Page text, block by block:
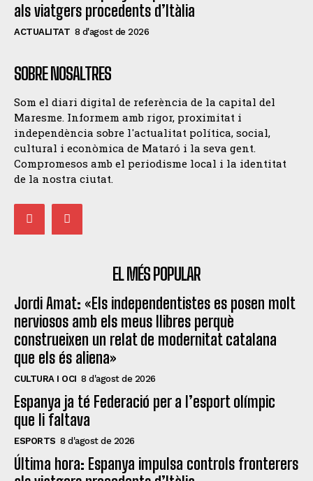
als viatgers procedents d’Itàlia
ACTUALITAT 8 d'agost de 2026
SOBRE NOSALTRES
Som el diari digital de referència de la capital del
Maresme. Informem amb rigor, proximitat i
independència sobre l'actualitat política, social,
cultural i econòmica de Mataró i la seva gent.
Compromesos amb el periodisme local i la identitat
de la nostra ciutat.
EL MÉS POPULAR
Jordi Amat: «Els independentistes es posen molt
nerviosos amb els meus llibres perquè
construeixen un relat de modernitat catalana
que els és aliena»
CULTURA I OCI 8 d'agost de 2026
Espanya ja té Federació per a l’esport olímpic
que li faltava
ESPORTS 8 d'agost de 2026
Última hora: Espanya impulsa controls fronterers